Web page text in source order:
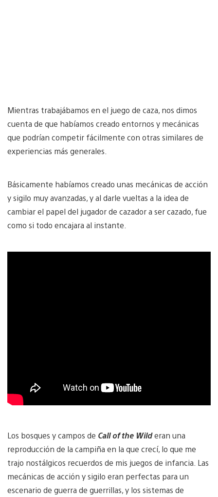
Mientras trabajábamos en el juego de caza, nos dimos
cuenta de que habíamos creado entornos y mecánicas
que podrían competir fácilmente con otras similares de
experiencias más generales.
Básicamente habíamos creado unas mecánicas de acción
y sigilo muy avanzadas, y al darle vueltas a la idea de
cambiar el papel del jugador de cazador a ser cazado, fue
como si todo encajara al instante.
Los bosques y campos de Call of the Wilderan una
reproducción de la campiña en la que crecí, lo que me
trajo nostálgicos recuerdos de mis juegos de infancia. Las
mecánicas de acción y sigilo eran perfectas para un
escenario de guerra de guerrillas, y los sistemas de